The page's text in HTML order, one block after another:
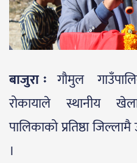
बाजुरा ःगौमुल
रोकायाले स्थानीय
पालिकाको प्रतिष्ठा
।